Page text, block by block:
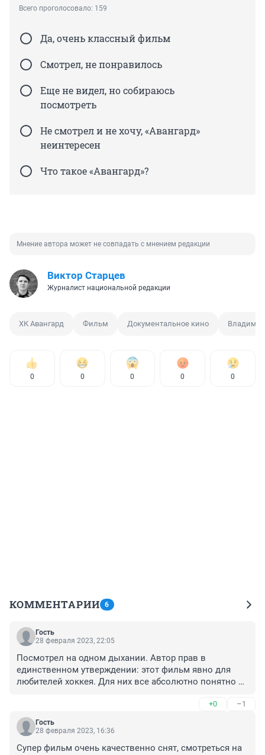
Всего проголосовало: 159
Да, очень классный фильм
Смотрел, не понравилось
Еще не видел, но собираюсь
посмотреть
Не смотрел и не хочу, «Авангард»
неинтересен
Что такое «Авангард»?
Мнение автора может не совпадать с мнением редакции
Виктор Старцев
Журналист национальной редакции
ХК Авангард Фильм Документальное кино
0 0 0 0 0
КОММЕНТАРИИ 6
Гость
28 февраля 2023, 22:05
Посмотрел на одном дыхании. Автор прав в
единственном утверждении: этот фильм явно для
любителей хоккея. Для них все абсолютно понятно и
городе... Если ты не выходишь их Ледового в
бескрайний толпе болельщиков... Это все очень
трудно понять. Ну и не смотрите тогда.
+0 –1
Гость
28 февраля 2023, 16:36
Супер фильм очень качественно снят, смотреться на